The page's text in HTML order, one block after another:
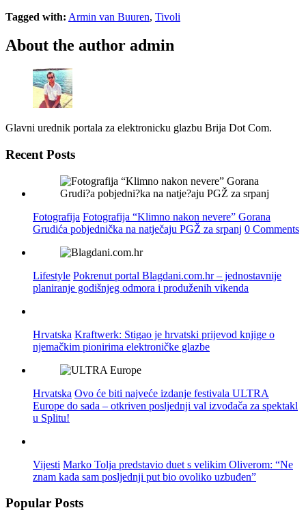
Tagged with: Armin van Buuren, Tivoli
About the author admin
Glavni urednik portala za elektronicku glazbu Brija Dot Com.
Recent Posts
Fotografija Fotografija “Klimno nakon nevere” Gorana
Grudića pobjednička na natječaju PGŽ za srpanj 0 Comments
Lifestyle Pokrenut portal Blagdani.com.hr – jednostavnije
planiranje godišnjeg odmora i produženih vikenda
Hrvatska Kraftwerk: Stigao je hrvatski prijevod knjige o
njemačkim pionirima elektroničke glazbe
Hrvatska Ovo će biti najveće izdanje festivala ULTRA
Europe do sada – otkriven posljednji val izvođača za spektakl
u Splitu!
Vijesti Marko Tolja predstavio duet s velikim Oliverom: “Ne
znam kada sam posljednji put bio ovoliko uzbuđen”
Popular Posts